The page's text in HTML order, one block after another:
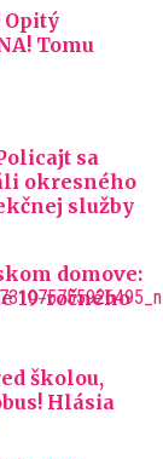
Opitý
Tomu
sa
okresného
služby
domove:
19-ročného
školou,
Hlásia